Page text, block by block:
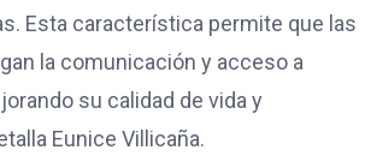
Esta característica permite que las
la comunicación y acceso a
su calidad de vida y
Eunice Villicaña.